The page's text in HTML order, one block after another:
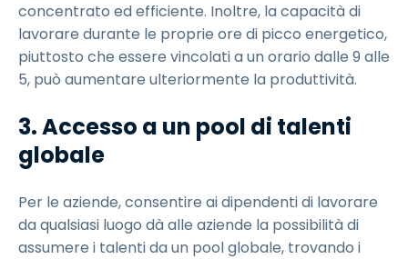
concentrato ed efficiente. Inoltre, la capacità di
lavorare durante le proprie ore di picco energetico,
piuttosto che essere vincolati a un orario dalle 9 alle
5, può aumentare ulteriormente la produttività.
3. Accesso a un pool di talenti
globale
Per le aziende, consentire ai dipendenti di lavorare
da qualsiasi luogo dà alle aziende la possibilità di
assumere i talenti da un pool globale, trovando i